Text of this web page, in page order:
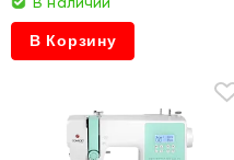
В Корзину